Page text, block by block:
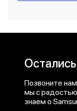
Позвоните
мы с
знаем о